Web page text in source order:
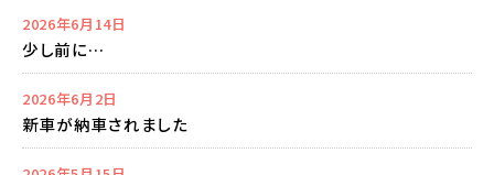
2026年6月14日
少し前に…
2026年6月2日
新車が納車されました